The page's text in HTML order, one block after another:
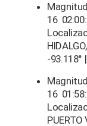
16
-93.118°
16